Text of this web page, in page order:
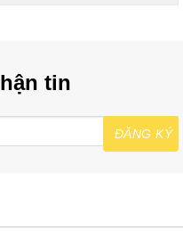
tin
ĐĂNG KÝ